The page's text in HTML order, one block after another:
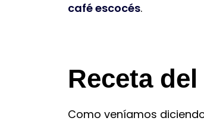
café escocés.
Receta
Como veníamos